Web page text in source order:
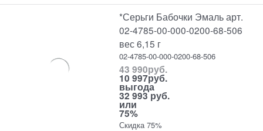
*Серьги Бабочки Эмаль арт.
02-4785-00-000-0200-68-506
вес 6,15 г
02-4785-00-000-0200-68-506
43 990руб.
10 997руб.
выгода
32 993 руб.
или
75%
Скидка 75%